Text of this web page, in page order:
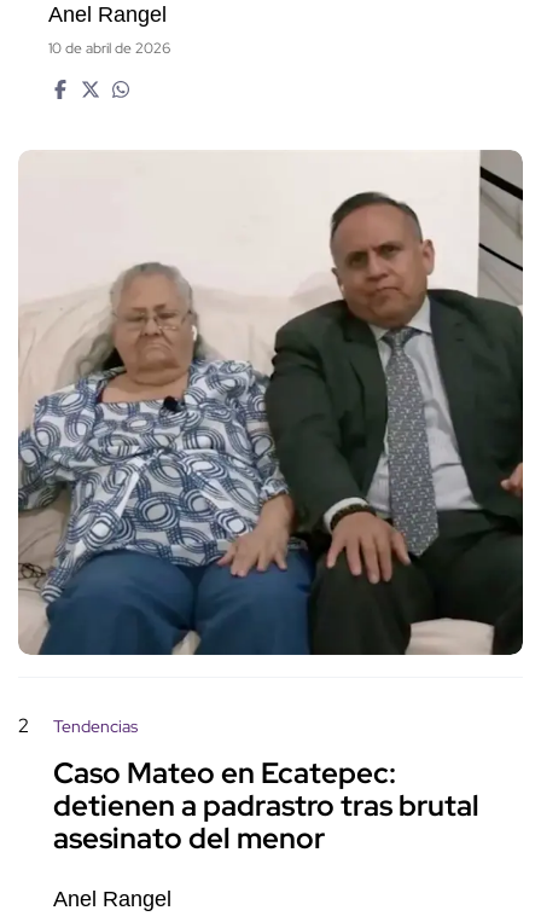
Anel Rangel
10 de abril de 2026
2 Tendencias
Caso Mateo en Ecatepec:
detienen a padrastro tras brutal
asesinato del menor
Anel Rangel